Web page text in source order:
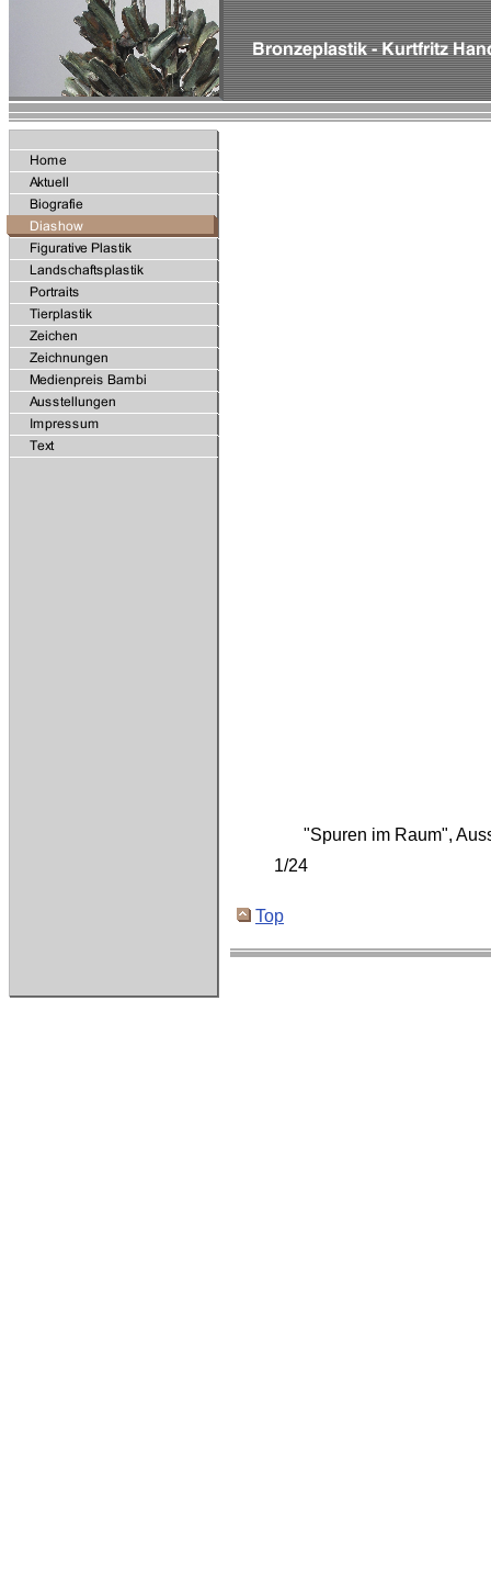
"Spuren im Raum",
1/24
Top